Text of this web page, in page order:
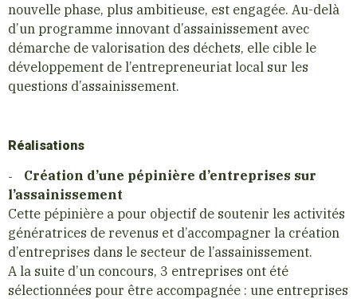
nouvelle phase, plus ambitieuse, est engagée. Au-delà
d’un programme innovant d’assainissement avec
démarche de valorisation des déchets, elle cible le
développement de l’entrepreneuriat local sur les
questions d’assainissement.
Réalisations
Création d’une pépinière d’entreprises sur
l’assainissement
Cette pépinière a pour objectif de soutenir les activités
génératrices de revenus et d’accompagner la création
d’entreprises dans le secteur de l’assainissement.
A la suite d’un concours, 3 entreprises ont été
sélectionnées pour être accompagnée : une entreprises